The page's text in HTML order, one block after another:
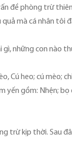
đề phòng trừ
mà cá nhân tôi
những con nào
Cú heo; cú mèo;
yến gồm: Nhện;
trừ kịp thời. Sau